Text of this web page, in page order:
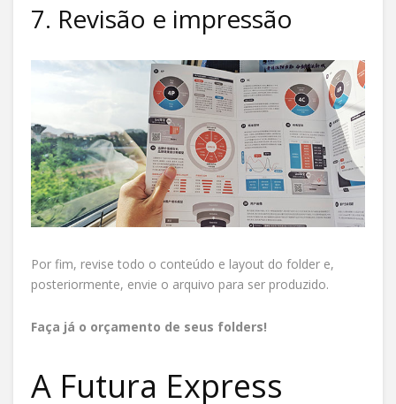
7. Revisão e impressão
Por fim, revise todo o conteúdo e layout do folder e,
posteriormente, envie o arquivo para ser produzido.
Faça já o orçamento de seus folders!
A Futura Express